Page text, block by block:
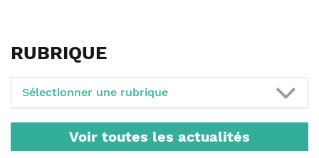
RUBRIQUE
Sélectionner une rubrique
Voir toutes les actualités